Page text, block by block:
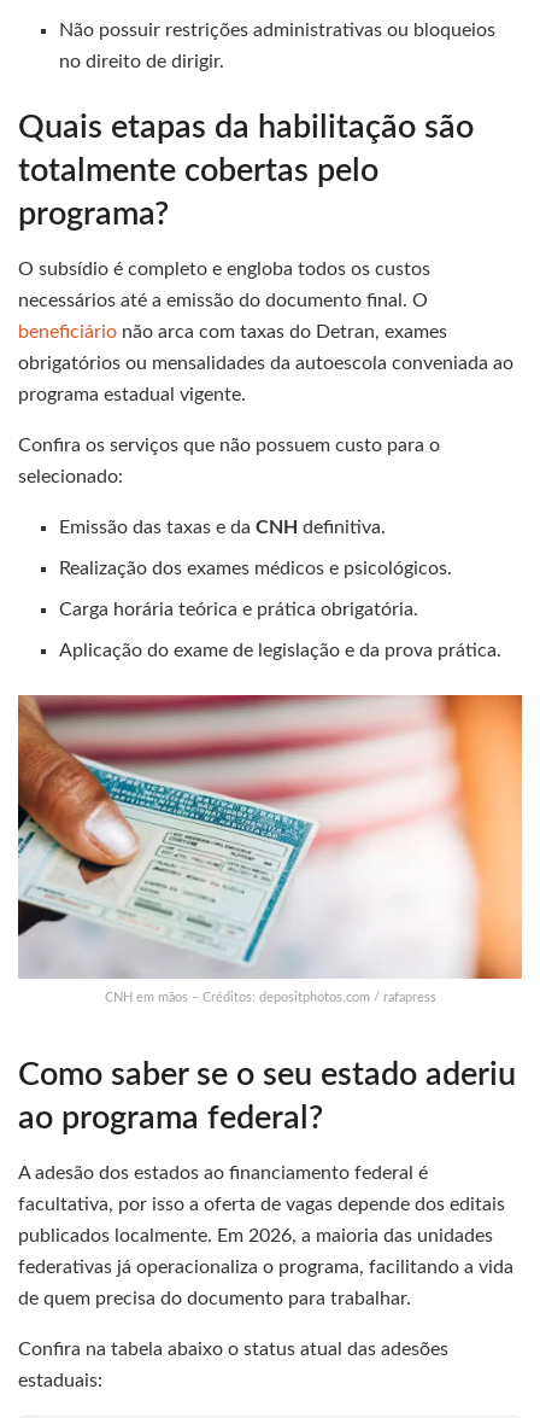
Não possuir restrições administrativas ou bloqueios
no direito de dirigir.
Quais etapas da habilitação são
totalmente cobertas pelo
programa?
O subsídio é completo e engloba todos os custos
necessários até a emissão do documento final. O
beneficiário não arca com taxas do Detran, exames
obrigatórios ou mensalidades da autoescola conveniada ao
programa estadual vigente.
Confira os serviços que não possuem custo para o
selecionado:
Emissão das taxas e daCNH definitiva.
Realização dos exames médicos e psicológicos.
Carga horária teórica e prática obrigatória.
Aplicação do exame de legislação e da prova prática.
CNH em mãos – Créditos: depositphotos.com / rafapress
Como saber se o seu estado aderiu
ao programa federal?
A adesão dos estados ao financiamento federal é
facultativa, por isso a oferta de vagas depende dos editais
publicados localmente. Em 2026, a maioria das unidades
federativas já operacionaliza o programa, facilitando a vida
de quem precisa do documento para trabalhar.
Confira na tabela abaixo o status atual das adesões
estaduais: